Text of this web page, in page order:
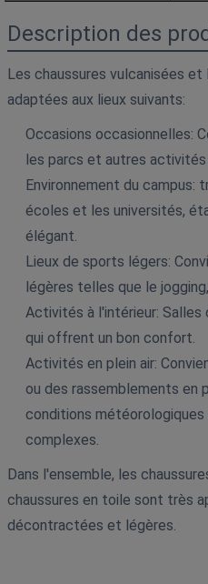
Description des
Les chaussures vulcanisées
adaptées aux lieux suivants:
Occasions occasionnelles:
les parcs et autres activités
Environnement du campus:
écoles et les universités,
élégant.
Lieux de sports légers:
légères telles que le
Activités à l'intérieur:
qui offrent un bon confort.
Activités en plein air:
ou des rassemblements en
conditions
complexes.
Dans l'ensemble, les
chaussures en toile sont très
décontractées et légères.